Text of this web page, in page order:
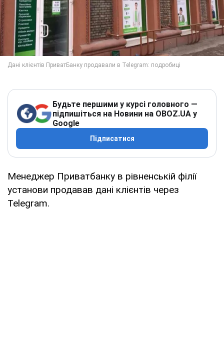
Будьте першими у курсі головного —
підпишіться на Новини на OBOZ.UA у
Google
Підписатися
Менеджер Приватбанку в рівненській філії
установи продавав дані клієнтів через
Telegram.